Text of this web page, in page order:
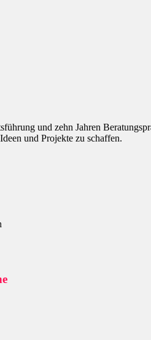
und zehn Jahren
und Projekte zu schaffen.